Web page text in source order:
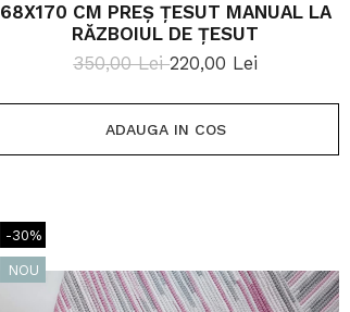
68X170 CM PREȘ ȚESUT MANUAL LA
RĂZBOIUL DE ȚESUT
350,00 Lei220,00 Lei
ADAUGA IN COS
-30%
NOU